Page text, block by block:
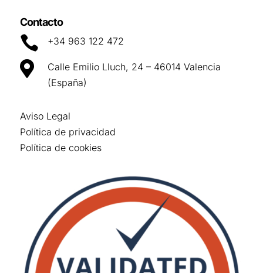
Contacto
 +34 963 122 472

Calle Emilio Lluch, 24 – 46014 Valencia
(España)
Aviso Legal
Política de privacidad
Política de cookies